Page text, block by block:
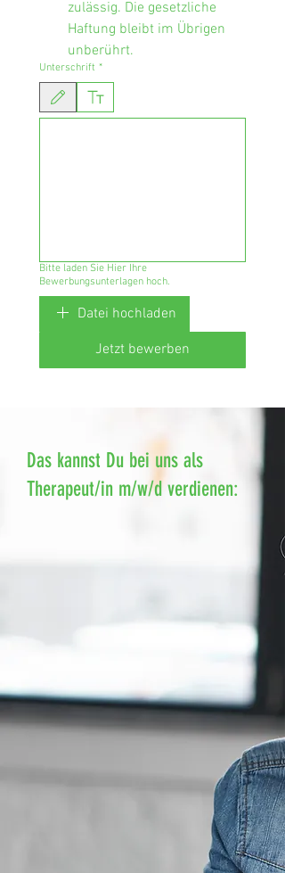
zulässig. Die gesetzliche
Haftung bleibt im Übrigen
unberührt.
Unterschrift *
Zeichenmodus ausgewählt. Zum Zeichnen ist eine Maus
Bitte laden Sie Hier Ihre
Bewerbungsunterlagen hoch.
Datei hochladen
Jetzt bewerben
Das kannst Du bei uns als
Therapeut/in m/w/d verdienen: